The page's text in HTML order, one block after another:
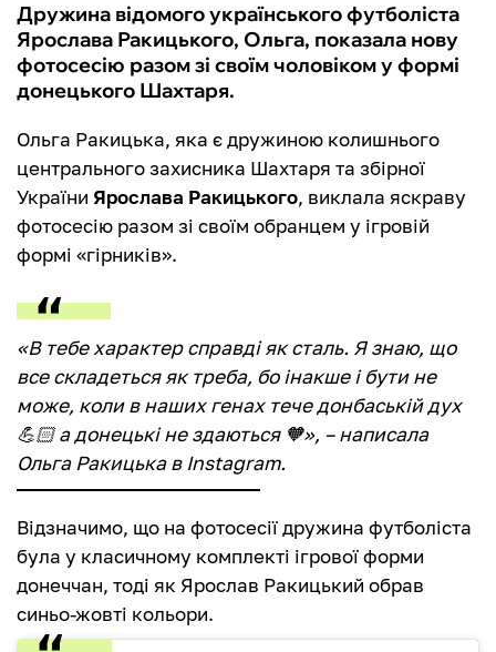
Дружина відомого українського футболіста
Ярослава Ракицького, Ольга, показала нову
фотосесію разом зі своїм чоловіком у формі
донецького Шахтаря.
Ольга Ракицька, яка є дружиною колишнього
центрального захисника Шахтаря та збірної
України Ярослава Ракицького, виклала яскраву
фотосесію разом зі своїм обранцем у ігровій
формі «гірників».
«В тебе характер справді як сталь. Я знаю, що
все складеться як треба, бо інакше і бути не
може, коли в наших генах тече донбаській дух
💪🏻 а донецькі не здаються 🧡», – написала
Ольга Ракицька в Instagram.
Відзначимо, що на фотосесії дружина футболіста
була у класичному комплекті ігрової форми
донеччан, тоді як Ярослав Ракицький обрав
синьо-жовті кольори.